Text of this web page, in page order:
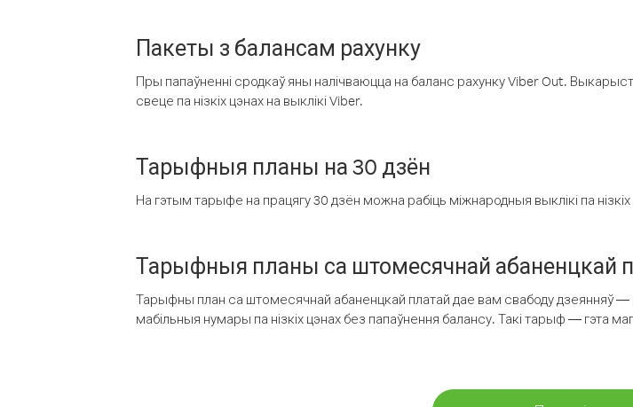
Пакеты з балансам рахунку
Пры папаўненні сродкаў яны налічваюцца на баланс рахунку Viber Out.
свеце па нізкіх цэнах на выклікі Viber.
Тарыфныя планы на 30 дзён
На гэтым тарыфе на працягу 30 дзён можна рабіць міжнародныя выклікі па
Тарыфныя планы са штомесячнай абаненцкай
Тарыфны план са штомесячнай абаненцкай платай дае вам свабоду дзеянняў —
мабільныя нумары па нізкіх цэнах без папаўнення балансу. Такі тарыф — гэта